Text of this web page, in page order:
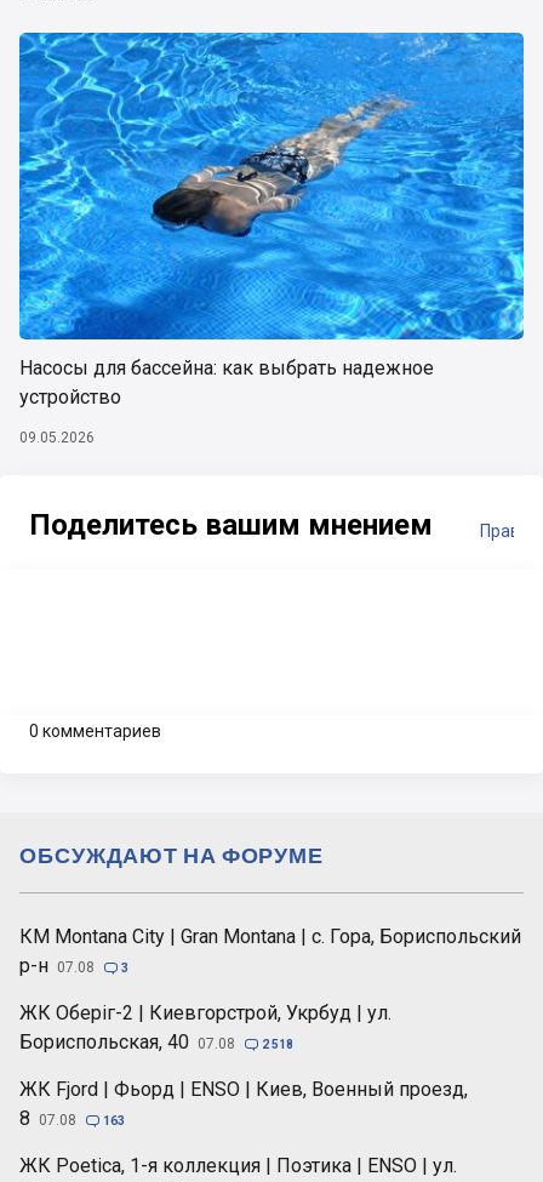
Насосы для бассейна: как выбрать надежное
устройство
09.05.2026
Поделитесь вашим мнением
0 комментариев
КМ Montana City | Gran Montana | с. Гора, Бориспольский
р-н 07.08  3
ЖК Оберіг-2 | Киевгорстрой, Укрбуд | ул.
Бориспольская, 40 07.08  2 518
ЖК Fjord | Фьорд | ENSO | Киев, Военный проезд,
8
07.08  163
ЖК Poetica, 1-я коллекция | Поэтика | ENSO | ул.
ОБСУЖДАЮТ НА ФОРУМЕ